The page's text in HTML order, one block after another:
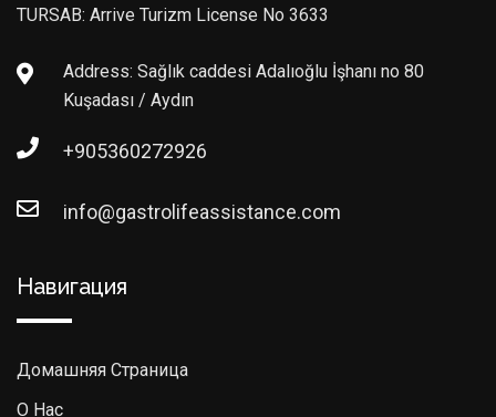
TURSAB: Arrive Turizm License No 3633
Address: Sağlık caddesi Adalıoğlu İşhanı no 80
Kuşadası / Aydın
+905360272926
info@gastrolifeassistance.com
Навигация
Домашняя Страница
О Нас